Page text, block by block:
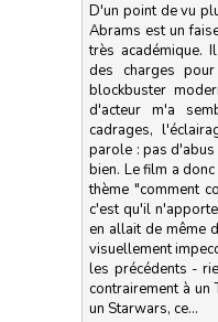
D'un point de vu
Abrams est un
très académique.
des charges
blockbuster
d'acteur m'a
cadrages,
parole : pas
bien. Le film a
thème "comment
c'est qu'il
en allait de même
visuellement
les précédents -
contrairement à un
un Starwars, ce...